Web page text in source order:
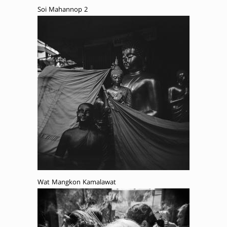
Soi Mahannop 2
Wat Mangkon Kamalawat